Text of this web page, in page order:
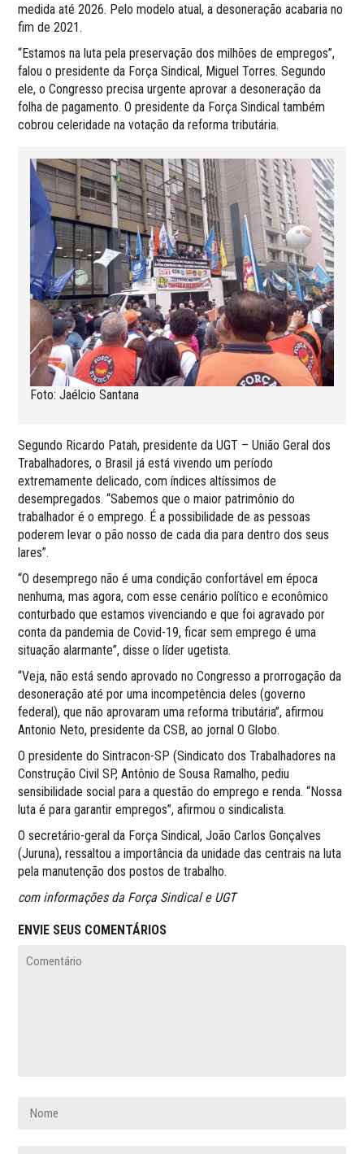
medida até 2026. Pelo modelo atual, a desoneração acabaria no
fim de 2021.
“Estamos na luta pela preservação dos milhões de empregos”,
falou o presidente da Força Sindical, Miguel Torres. Segundo
ele, o Congresso precisa urgente aprovar a desoneração da
folha de pagamento. O presidente da Força Sindical também
cobrou celeridade na votação da reforma tributária.
Foto: Jaélcio Santana
Segundo Ricardo Patah, presidente da UGT – União Geral dos
Trabalhadores, o Brasil já está vivendo um período
extremamente delicado, com índices altíssimos de
desempregados. “Sabemos que o maior patrimônio do
trabalhador é o emprego. É a possibilidade de as pessoas
poderem levar o pão nosso de cada dia para dentro dos seus
lares”.
“O desemprego não é uma condição confortável em época
nenhuma, mas agora, com esse cenário político e econômico
conturbado que estamos vivenciando e que foi agravado por
conta da pandemia de Covid-19, ficar sem emprego é uma
situação alarmante”, disse o líder ugetista.
“Veja, não está sendo aprovado no Congresso a prorrogação da
desoneração até por uma incompetência deles (governo
federal), que não aprovaram uma reforma tributária”, afirmou
Antonio Neto, presidente da CSB, ao jornal O Globo.
O presidente do Sintracon-SP (Sindicato dos Trabalhadores na
Construção Civil SP, Antônio de Sousa Ramalho, pediu
sensibilidade social para a questão do emprego e renda. “Nossa
luta é para garantir empregos”, afirmou o sindicalista.
O secretário-geral da Força Sindical, João Carlos Gonçalves
(Juruna), ressaltou a importância da unidade das centrais na luta
pela manutenção dos postos de trabalho.
com informações da Força Sindical e UGT
ENVIE SEUS COMENTÁRIOS